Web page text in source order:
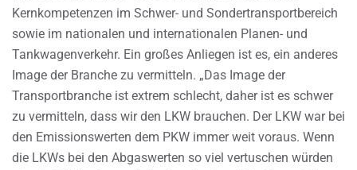
Kernkompetenzen im Schwer- und Sondertransportbereich
sowie im nationalen und internationalen Planen- und
Tankwagenverkehr. Ein großes Anliegen ist es, ein anderes
Image der Branche zu vermitteln. „Das Image der
Transportbranche ist extrem schlecht, daher ist es schwer
zu vermitteln, dass wir den LKW brauchen. Der LKW war bei
den Emissionswerten dem PKW immer weit voraus. Wenn
die LKWs bei den Abgaswerten so viel vertuschen würden